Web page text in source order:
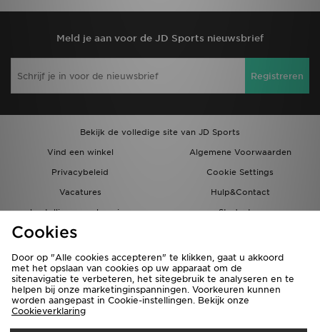
Meld je aan voor de JD Sports nieuwsbrief
Registreren
Bekijk de volledige site van JD Sports
Vind een winkel
Algemene Voorwaarden
Privacybeleid
Cookie Settings
Vacatures
Hulp&Contact
bestellingen en levering
Studenten
Partnerprogramma
Cookies
Door op "Alle cookies accepteren" te klikken, gaat u akkoord
met het opslaan van cookies op uw apparaat om de
sitenavigatie te verbeteren, het sitegebruik te analyseren en te
helpen bij onze marketinginspanningen. Voorkeuren kunnen
worden aangepast in Cookie-instellingen. Bekijk onze
Cookieverklaring